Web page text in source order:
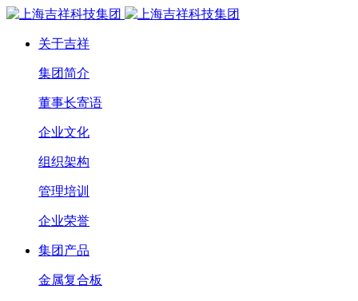
关于吉祥
集团简介
董事长寄语
企业文化
组织架构
管理培训
企业荣誉
集团产品
金属复合板